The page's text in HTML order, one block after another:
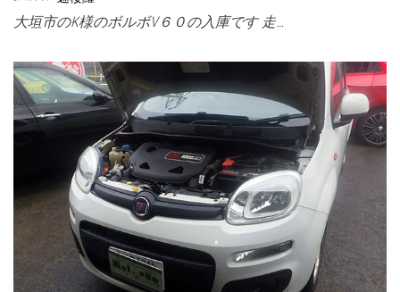
大垣市のK様のボルボV６０の入庫です 走…